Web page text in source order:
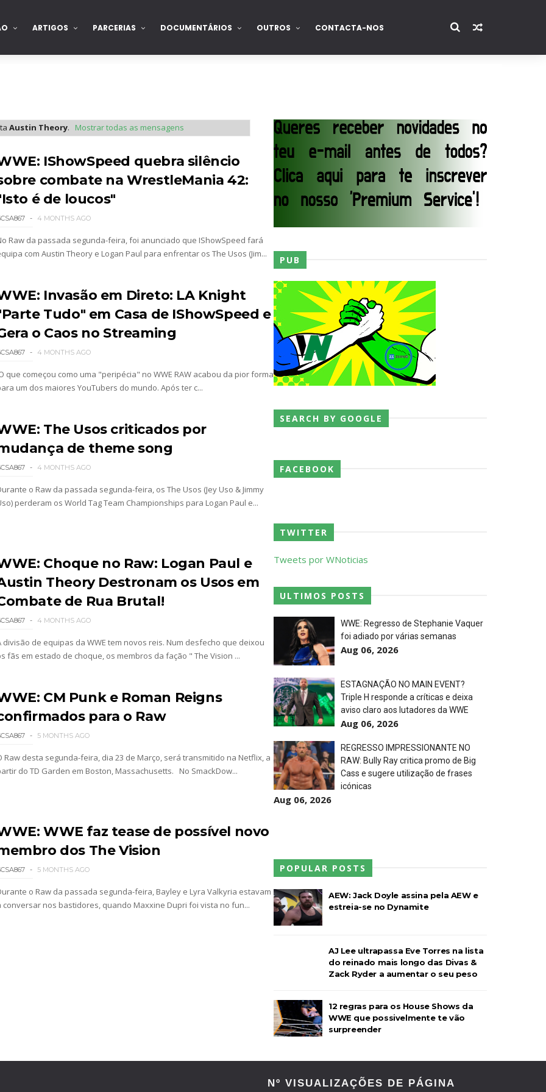
ARTIGOS PARCERIAS DOCUMENTÁRIOS OUTROS CONTACTA-NOS
- Semana 2
2002 - Undisputed WWE Championship Match
Butcher vs. Samoa Joe”
Perfect: SummerSlam 1991 - Intercontinental Championship Match
Austin Theory. Mostrar todas as mensagens
IShowSpeed quebra silêncio
combate na WrestleMania 42:
é de loucos"
4 MONTHS AGO
Raw da passada segunda-feira, foi anunciado que IShowSpeed fará
com Austin Theory e Logan Paul para enfrentar os The Usos (Jim...
Invasão em Direto: LA Knight
Tudo" em Casa de IShowSpeed e
o Caos no Streaming
4 MONTHS AGO
que começou como uma "peripécia" no WWE RAW acabou da pior forma
um dos maiores YouTubers do mundo. Após ter c...
The Usos criticados por
de theme song
4 MONTHS AGO
o Raw da passada segunda-feira, os The Usos (Jey Uso & Jimmy
perderam os World Tag Team Championships para Logan Paul e...
Choque no Raw: Logan Paul e
Theory Destronam os Usos em
de Rua Brutal!
4 MONTHS AGO
divisão de equipas da WWE tem novos reis. Num desfecho que deixou
fãs em estado de choque, os membros da fação " The Vision ...
CM Punk e Roman Reigns
para o Raw
5 MONTHS AGO
Raw desta segunda-feira, dia 23 de Março, será transmitido na Netflix, a
do TD Garden em Boston, Massachusetts. No SmackDow...
WWE faz tease de possível novo
dos The Vision
5 MONTHS AGO
o Raw da passada segunda-feira, Bayley e Lyra Valkyria estavam
conversar nos bastidores, quando Maxxine Dupri foi vista no fun...
PUB
SEARCH BY GOOGLE
FACEBOOK
TWITTER
Tweets por WNoticias
ULTIMOS POSTS
WWE: Regresso de Stephanie Vaquer
foi adiado por várias semanas
Aug 06, 2026
ESTAGNAÇÃO NO MAIN EVENT?
Triple H responde a críticas e deixa
aviso claro aos lutadores da WWE
Aug 06, 2026
REGRESSO IMPRESSIONANTE NO
RAW: Bully Ray critica promo de Big
Cass e sugere utilização de frases
icónicas
Aug 06, 2026
POPULAR POSTS
AEW: Jack Doyle assina pela AEW e
estreia-se no Dynamite
AJ Lee ultrapassa Eve Torres na lista
do reinado mais longo das Divas &
Zack Ryder a aumentar o seu peso
12 regras para os House Shows da
WWE que possivelmente te vão
surpreender
Nº VISUALIZAÇÕES DE PÁGINA